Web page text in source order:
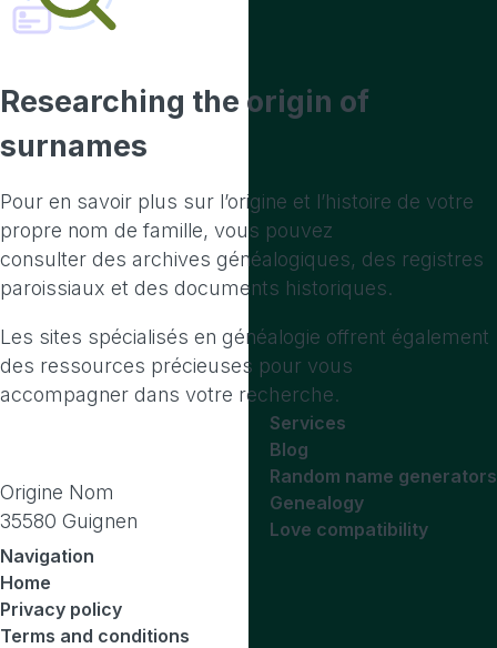
Researching the origin of
surnames
Pour en savoir plus sur l’origine et l’histoire de votre
propre nom de famille, vous pouvez
consulter des archives généalogiques, des registres
paroissiaux et des documents historiques.
Les sites spécialisés en généalogie offrent également
des ressources précieuses pour vous
accompagner dans votre recherche.
Origine Nom
35580 Guignen
Services
Blog
Random name generators
Genealogy
Love compatibility
Navigation
Home
Privacy policy
Terms and conditions